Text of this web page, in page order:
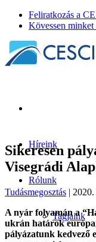
Feliratkozás a
Kövessen
Híreink
Rólunk
Tagjaink
Sikeresen
Visegrádi
Tudásmegosztás |
A nyár folyamán a
ukrán határok
pályázatunk kedvező